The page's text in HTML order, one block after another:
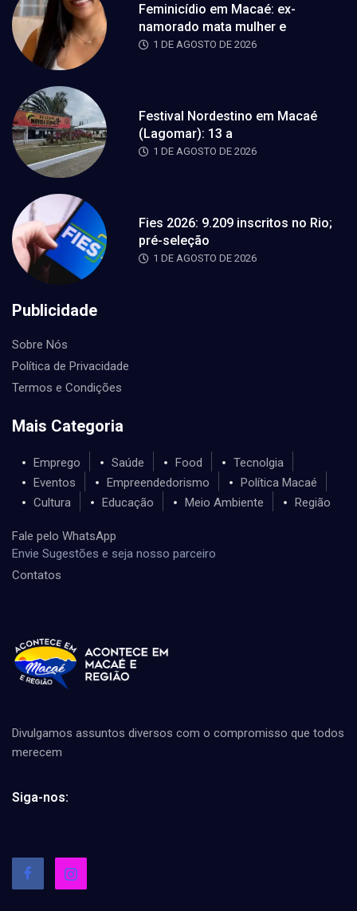
Feminicídio em Macaé: ex-
namorado mata mulher e
1 DE AGOSTO DE 2026
Festival Nordestino em Macaé
(Lagomar): 13 a
1 DE AGOSTO DE 2026
Fies 2026: 9.209 inscritos no Rio;
pré-seleção
1 DE AGOSTO DE 2026
Publicidade
Sobre Nós
Política de Privacidade
Termos e Condições
Mais Categoria
Emprego Saúde Food
Tecnolgia
Eventos
Empreendedorismo
Política Macaé
Cultura
Educação Meio Ambiente Região
Fale pelo WhatsApp
Envie Sugestões e seja nosso parceiro
Contatos
Divulgamos assuntos diversos com o compromisso que todos
merecem
Siga-nos: